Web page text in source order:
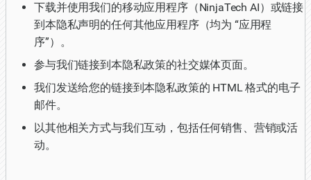
下载并使用我们的移动应用程序（NinjaTech AI）或链接
到本隐私声明的任何其他应用程序（均为 “应用程
序”）。
参与我们链接到本隐私政策的社交媒体页面。
我们发送给您的链接到本隐私政策的 HTML 格式的电子
邮件。
以其他相关方式与我们互动，包括任何销售、营销或活
动。